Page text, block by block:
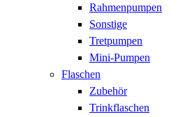
Rahmenpumpen
Sonstige
Tretpumpen
Mini-Pumpen
Flaschen
Zubehör
Trinkflaschen